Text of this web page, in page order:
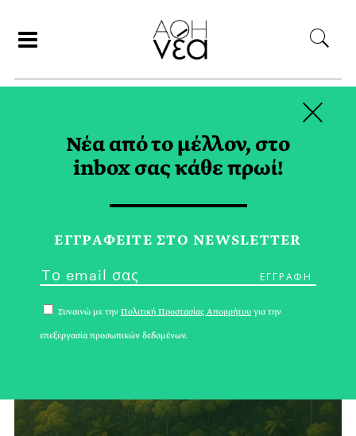
ΑΜΑΖΟΝΙΟΣ TAG
Νέα από το μέλλον, στο
inbox σας κάθε πρωί!
ΕΓΓPΑΦΕΙΤΕ ΣΤΟ NEWSLETTER
Συναινώ με την Πολιτική Προστασίας Απορρήτου για την
επεξεργασία προσωπικών δεδομένων.
×